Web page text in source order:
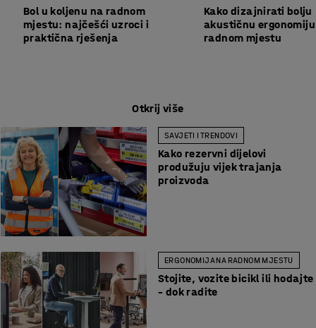
Bol u koljenu na radnom
mjestu: najčešći uzroci i
praktična rješenja
Kako dizajnirati bolju
akustičnu
radnom mjestu
Otkrij više
SAVJETI I TRENDOVI
Kako rezervni dijelovi
produžuju vijek trajanja
proizvoda
ERGONOMIJA NA RADNOM MJESTU
Stojite, vozite bicikl ili hodajte
– dok radite